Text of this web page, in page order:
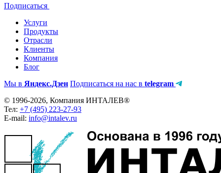
Подписаться
Услуги
Продукты
Отрасли
Клиенты
Компания
Блог
Мы в Яндекс.Дзен Подписаться на нас в telegram
© 1996-2026, Компания ИНТАЛЕВ®
Тел: +7 (495) 223-27-93
E-mail: info@intalev.ru